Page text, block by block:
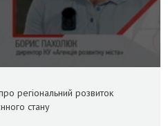
регіональний розвиток
стану